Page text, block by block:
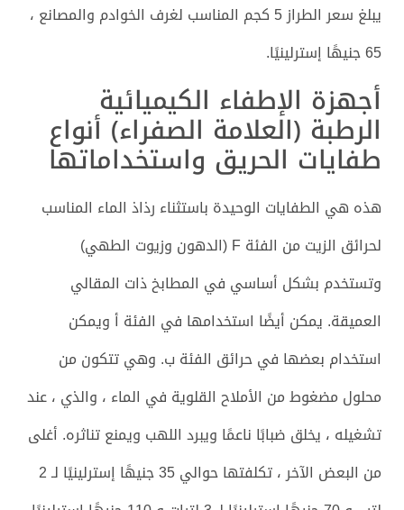
يبلغ سعر الطراز 5 كجم المناسب لغرف الخوادم والمصانع ،
65 جنيهًا إسترلينيًا.
أجهزة الإطفاء الكيميائية
الرطبة (العلامة الصفراء) أنواع
طفايات الحريق واستخداماتها
هذه هي الطفايات الوحيدة باستثناء رذاذ الماء المناسب
لحرائق الزيت من الفئة F (الدهون وزيوت الطهي)
وتستخدم بشكل أساسي في المطابخ ذات المقالي
العميقة. يمكن أيضًا استخدامها في الفئة أ ويمكن
استخدام بعضها في حرائق الفئة ب. وهي تتكون من
محلول مضغوط من الأملاح القلوية في الماء ، والذي ، عند
تشغيله ، يخلق ضبابًا ناعمًا ويبرد اللهب ويمنع تناثره. أغلى
من البعض الآخر ، تكلفتها حوالي 35 جنيهًا إسترلينيًا لـ 2